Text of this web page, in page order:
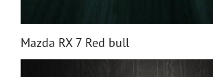
Mazda RX 7 Red bull